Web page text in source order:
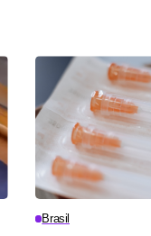
Brasil